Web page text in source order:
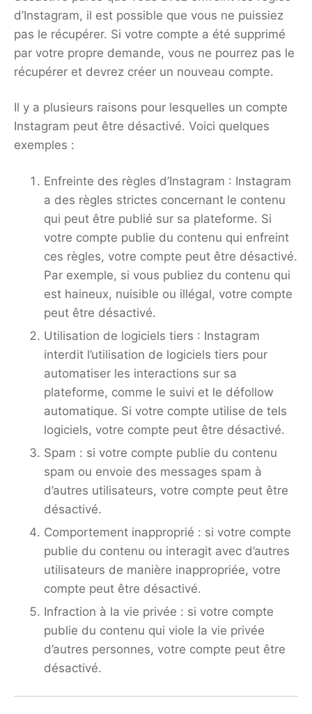
d’Instagram, il est possible que vous ne puissiez
pas le récupérer. Si votre compte a été supprimé
par votre propre demande, vous ne pourrez pas le
récupérer et devrez créer un nouveau compte.
Il y a plusieurs raisons pour lesquelles un compte
Instagram peut être désactivé. Voici quelques
exemples :
Enfreinte des règles d’Instagram : Instagram
a des règles strictes concernant le contenu
qui peut être publié sur sa plateforme. Si
votre compte publie du contenu qui enfreint
ces règles, votre compte peut être désactivé.
Par exemple, si vous publiez du contenu qui
est haineux, nuisible ou illégal, votre compte
peut être désactivé.
Utilisation de logiciels tiers : Instagram
interdit l’utilisation de logiciels tiers pour
automatiser les interactions sur sa
plateforme, comme le suivi et le défollow
automatique. Si votre compte utilise de tels
logiciels, votre compte peut être désactivé.
Spam : si votre compte publie du contenu
spam ou envoie des messages spam à
d’autres utilisateurs, votre compte peut être
désactivé.
Comportement inapproprié : si votre compte
publie du contenu ou interagit avec d’autres
utilisateurs de manière inappropriée, votre
compte peut être désactivé.
Infraction à la vie privée : si votre compte
publie du contenu qui viole la vie privée
d’autres personnes, votre compte peut être
désactivé.